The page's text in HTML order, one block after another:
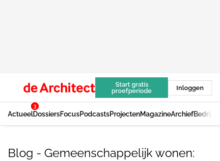
Start gratis
proefperiode
Inloggen
Actueel
3
DossiersFocusPodcastsProjectenMagazineArchief
Blog - Gemeenschappelijk wonen: